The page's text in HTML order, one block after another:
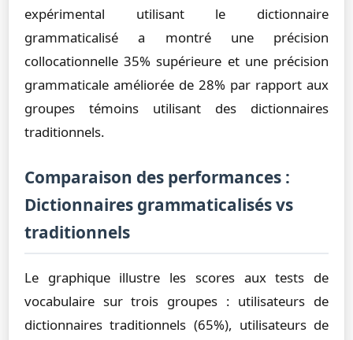
expérimental utilisant le dictionnaire
grammaticalisé a montré une précision
collocationnelle 35% supérieure et une précision
grammaticale améliorée de 28% par rapport aux
groupes témoins utilisant des dictionnaires
traditionnels.
Comparaison des performances :
Dictionnaires grammaticalisés vs
traditionnels
Le graphique illustre les scores aux tests de
vocabulaire sur trois groupes : utilisateurs de
dictionnaires traditionnels (65%), utilisateurs de